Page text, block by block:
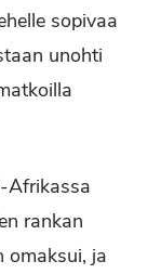
sopivaa
unohti
Afrikassa
rankan
omaksui, ja